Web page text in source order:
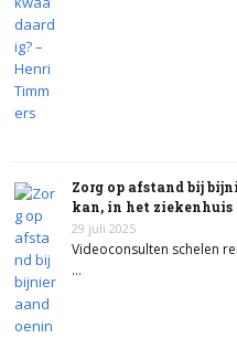
Zorg op afstand bij
kan, in het ziekenhuis
29 juli 2025
Videoconsulten schelen
…